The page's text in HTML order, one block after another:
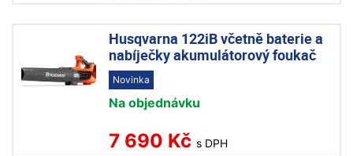
Husqvarna 122iB včetně baterie a
nabíječky akumulátorový foukač
Novinka
Na objednávku
7 690 Kč s DPH